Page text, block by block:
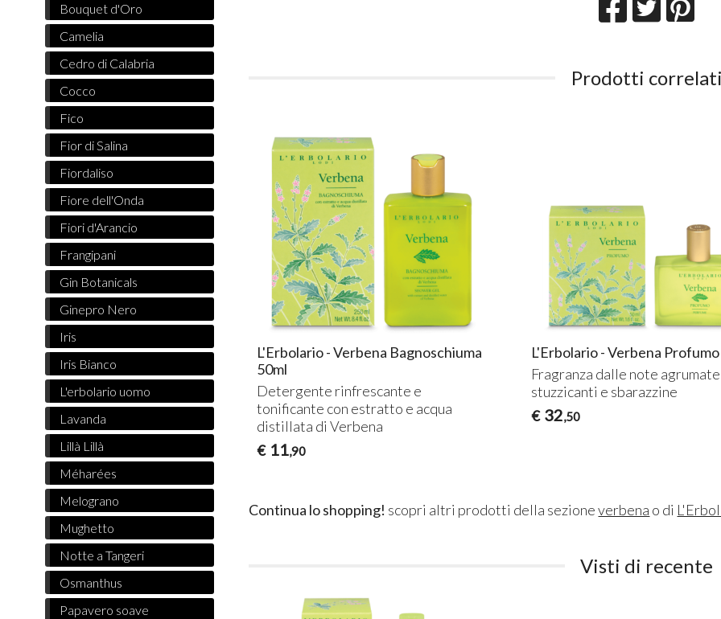
Prodotti
L'Erbolario - Verbena Bagnoschiuma
50ml
Detergente rinfrescante e
tonificante con estratto e acqua
distillata di Verbena
€ 11,90
L'Erbolario - Verbena
Fragranza dalle note
stuzzicanti e sbarazzine
€ 32,50
Continua lo shopping! scopri altri prodotti della sezioneverbena o di
Visti di recente
Bouquet d'Oro
Camelia
Cedro di Calabria
Cocco
Fico
Fior di Salina
Fiordaliso
Fiore dell'Onda
Fiori d'Arancio
Frangipani
Gin Botanicals
Ginepro Nero
Iris
Iris Bianco
L'erbolario uomo
Lavanda
Lillà Lillà
Méharées
Melograno
Mughetto
Notte a Tangeri
Osmanthus
Papavero soave